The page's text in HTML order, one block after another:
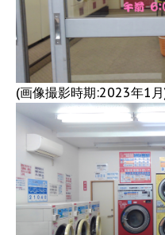
(画像撮影時期:2023年1